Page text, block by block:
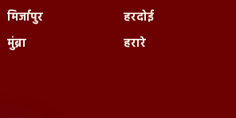
मिर्जापुर
मुंब्रा
हरदोई
हरारे